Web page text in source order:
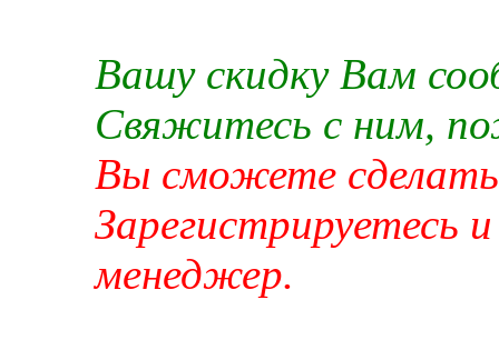
Вашу скидку Вам
Свяжитесь с ним,
Вы сможете сделать
Зарегистрируетесь
менеджер.